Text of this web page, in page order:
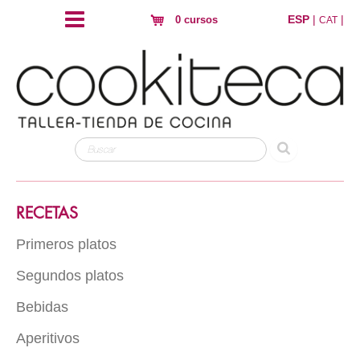
0 cursos ESP | CAT |
RECETAS
Primeros platos
Arroz
Pasta
Huevos
Segundos platos
Carne
Pescado
Bebidas
Con alcohol
Aperitivos